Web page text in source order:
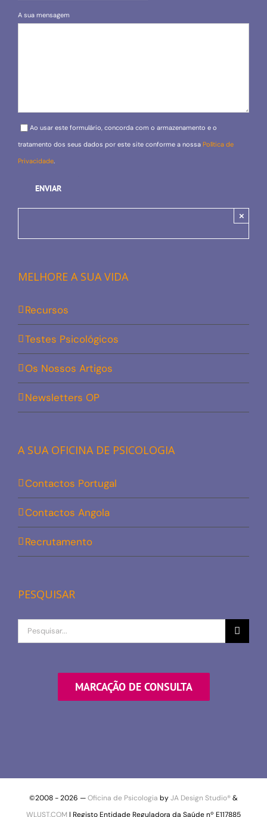
A sua mensagem
Please leave this field empty.
Ao usar este formulário, concorda com o armazenamento e o
tratamento dos seus dados por este site conforme a nossa Política de
Privacidade
×
MELHORE A SUA VIDA
Recursos
Testes Psicológicos
Os Nossos Artigos
Newsletters OP
A SUA OFICINA DE PSICOLOGIA
Contactos Portugal
Contactos Angola
Recrutamento
PESQUISAR
Procurar
por
MARCAÇÃO DE CONSULTA
©2008 -2026 —Oficina de Psicologia byJA Design Studio®&
WLUST.COM | Registo Entidade Reguladora da Saúde nº E117885